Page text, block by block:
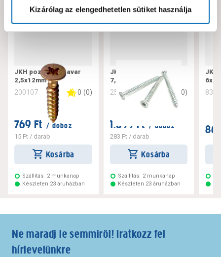
Kizárólag az elengedhetetlen sütiket használja
JKH pozdorjacsavar
2,5x12mm
200107 0 (0)
769 Ft / doboz
15 Ft / darab
Kosárba
Szállítás: 2 munkanap
Készleten 23 áruházban
JKH tokrögzítő csavar
7,5x182
256221 0 0)
1.699 Ft / doboz
283 Ft/ darab
Kosárba
Szállítás: 2 munkanap
Készleten 23 áruházban
JKH
Ne maradj le semmiről! Iratkozz fel
hírlevelünkre